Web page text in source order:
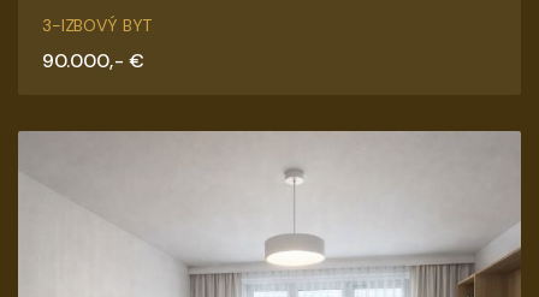
Kalinčiakova, Senica
3-IZBOVÝ BYT
90.000,- €